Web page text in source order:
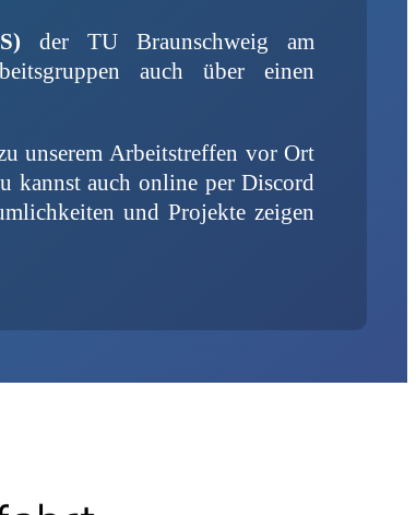
der TU Braunschweig am
auch über einen
unserem Arbeitstreffen vor Ort
kannst auch online per Discord
und Projekte zeigen